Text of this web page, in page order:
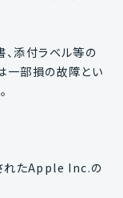
添付ラベル等の
一部損の故障とい
れたApple Inc.の